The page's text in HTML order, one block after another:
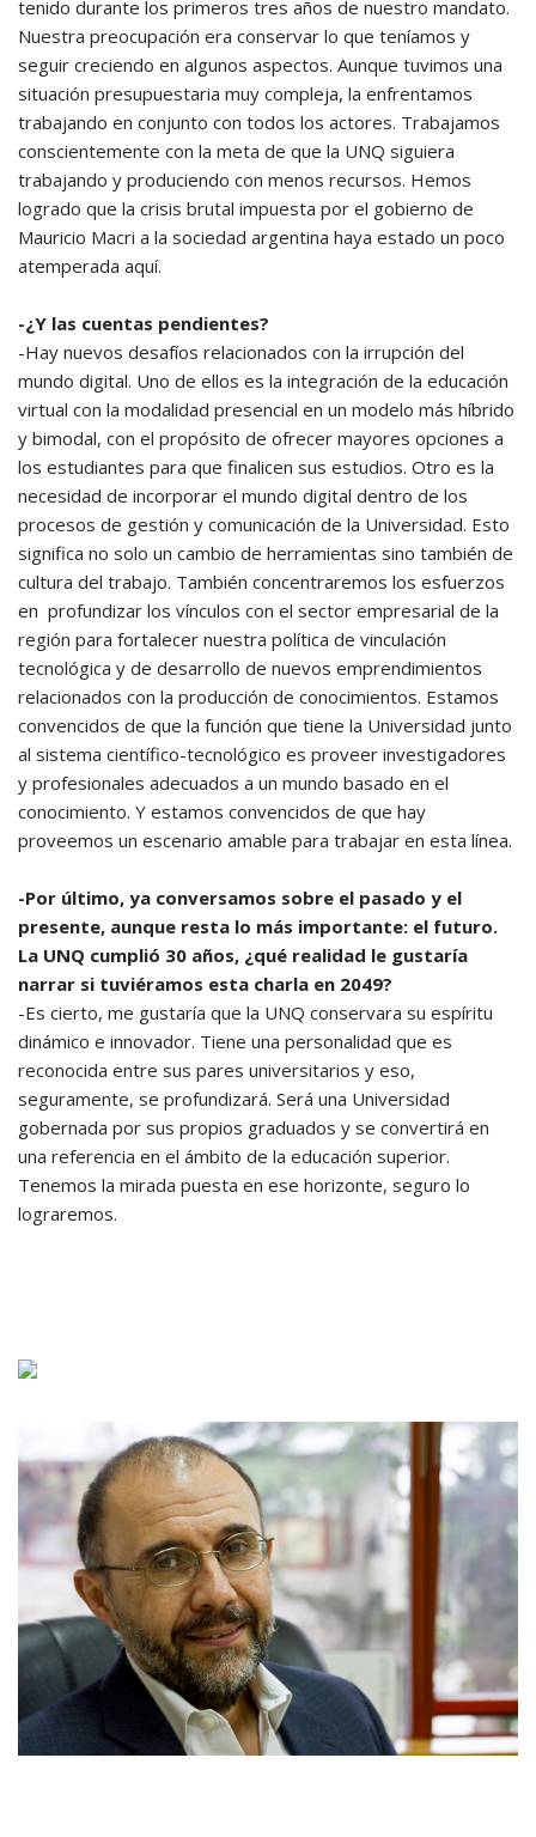
tenido durante los primeros tres años de nuestro mandato.
Nuestra preocupación era conservar lo que teníamos y
seguir creciendo en algunos aspectos. Aunque tuvimos una
situación presupuestaria muy compleja, la enfrentamos
trabajando en conjunto con todos los actores. Trabajamos
conscientemente con la meta de que la UNQ siguiera
trabajando y produciendo con menos recursos. Hemos
logrado que la crisis brutal impuesta por el gobierno de
Mauricio Macri a la sociedad argentina haya estado un poco
atemperada aquí.
-¿Y las cuentas pendientes?
-Hay nuevos desafíos relacionados con la irrupción del
mundo digital. Uno de ellos es la integración de la educación
virtual con la modalidad presencial en un modelo más híbrido
y bimodal, con el propósito de ofrecer mayores opciones a
los estudiantes para que finalicen sus estudios. Otro es la
necesidad de incorporar el mundo digital dentro de los
procesos de gestión y comunicación de la Universidad. Esto
significa no solo un cambio de herramientas sino también de
cultura del trabajo. También concentraremos los esfuerzos
en profundizar los vínculos con el sector empresarial de la
región para fortalecer nuestra política de vinculación
tecnológica y de desarrollo de nuevos emprendimientos
relacionados con la producción de conocimientos. Estamos
convencidos de que la función que tiene la Universidad junto
al sistema científico-tecnológico es proveer investigadores
y profesionales adecuados a un mundo basado en el
conocimiento. Y estamos convencidos de que hay
proveemos un escenario amable para trabajar en esta línea.
-Por último, ya conversamos sobre el pasado y el
presente, aunque resta lo más importante: el futuro.
La UNQ cumplió 30 años, ¿qué realidad le gustaría
narrar si tuviéramos esta charla en 2049?
-Es cierto, me gustaría que la UNQ conservara su espíritu
dinámico e innovador. Tiene una personalidad que es
reconocida entre sus pares universitarios y eso,
seguramente, se profundizará. Será una Universidad
gobernada por sus propios graduados y se convertirá en
una referencia en el ámbito de la educación superior.
Tenemos la mirada puesta en ese horizonte, seguro lo
lograremos.